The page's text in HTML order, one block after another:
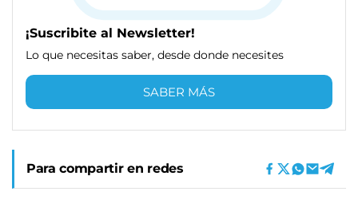
¡Suscribite al Newsletter!
Lo que necesitas saber, desde donde necesites
SABER MÁS
Para compartir en redes